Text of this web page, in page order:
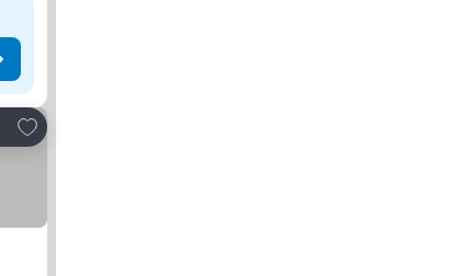
Adicionar aos favoritos